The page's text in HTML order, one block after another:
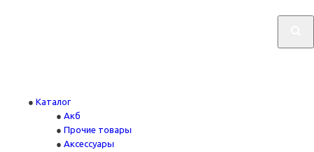
Каталог
Акб
Прочие товары
Аксессуары